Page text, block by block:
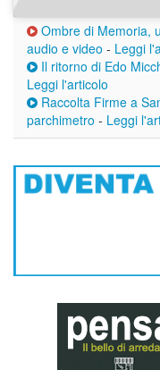
Ombre di Memoria,
audio e video - Leggi
Il ritorno di Edo
Leggi l'articolo
Raccolta Firme a
parchimetro - Leggi